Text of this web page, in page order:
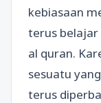
kebiasaan
terus belajar
al quran.
sesuatu
terus